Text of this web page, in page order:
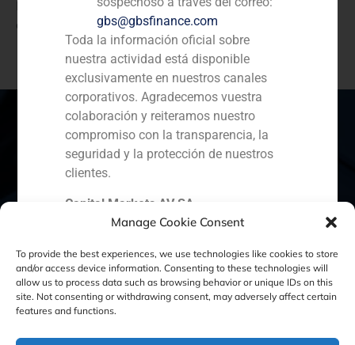
Manage Cookie Consent
To provide the best experiences, we use technologies like cookies to store
and/or access device information. Consenting to these technologies will
allow us to process data such as browsing behavior or unique IDs on this
site. Not consenting or withdrawing consent, may adversely affect certain
features and functions.
Marítimas SA es una de las mayores terminales de
contenedores de la Península Ibérica.
España Portugal
Ecuador Perú
Política de Cookies Política de Privacidad
Aviso Legal
gbs@gbsfinance.com
Toda la información oficial sobre
nuestra actividad está disponible
exclusivamente en nuestros canales
corporativos. Agradecemos vuestra
colaboración y reiteramos nuestro
compromiso con la transparencia, la
seguridad y la protección de nuestros
clientes.
Capital Markets AV SA
GBS Finance